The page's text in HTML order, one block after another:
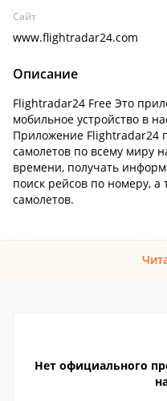
Сайт
www.flightradar24.com
Описание
Flightradar24 Free Это
мобильное устройство в
Приложение Flightradar24
самолетов по всему миру
времени, получать
поиск рейсов по номеру, а
самолетов.
Нет официального